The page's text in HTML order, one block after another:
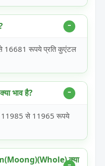
से 16681 रूपये प्रति कुएंटल
भाव है?
11985 से 11965 रूपये
क्या